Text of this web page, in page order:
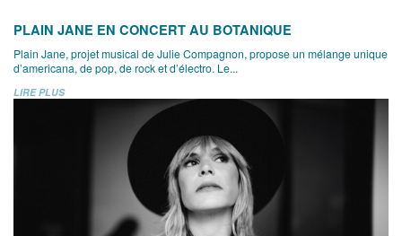
PLAIN JANE EN CONCERT AU BOTANIQUE
Plain Jane, projet musical de Julie Compagnon, propose un mélange unique
d’americana, de pop, de rock et d’électro. Le...
LIRE PLUS